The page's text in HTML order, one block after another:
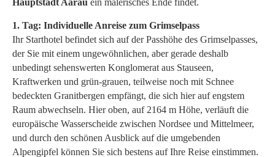
Hauptstadt Aarau ein malerisches Ende findet.
1. Tag: Individuelle Anreise zum Grimselpass
Ihr Starthotel befindet sich auf der Passhöhe des Grimselpasses,
der Sie mit einem ungewöhnlichen, aber gerade deshalb
unbedingt sehenswerten Konglomerat aus Stauseen,
Kraftwerken und grün-grauen, teilweise noch mit Schnee
bedeckten Granitbergen empfängt, die sich hier auf engstem
Raum abwechseln. Hier oben, auf 2164 m Höhe, verläuft die
europäische Wasserscheide zwischen Nordsee und Mittelmeer,
und durch den schönen Ausblick auf die umgebenden
Alpengipfel können Sie sich bestens auf Ihre Reise einstimmen.